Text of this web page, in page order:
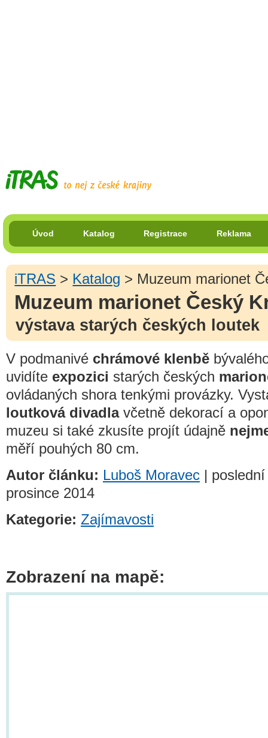
Úvod Katalog Registrace Reklama
iTRAS > Katalog > Muzeum marionet
Muzeum marionet Český
výstava starých českých loutek
V podmanivé chrámové klenbě
uvidíte expozici starých českých
ovládaných shora tenkými provázky.
loutková divadlavčetně dekorací a
muzeu si také zkusíte projít údajně
měří pouhých 80 cm.
Autor článku: Luboš Moravec |
prosince 2014
Kategorie: Zajímavosti
Zobrazení na mapě: